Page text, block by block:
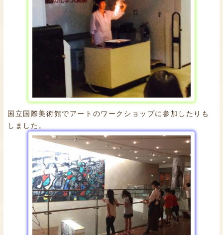
国立国際美術館でアートのワークショップに参加したりも
しました。